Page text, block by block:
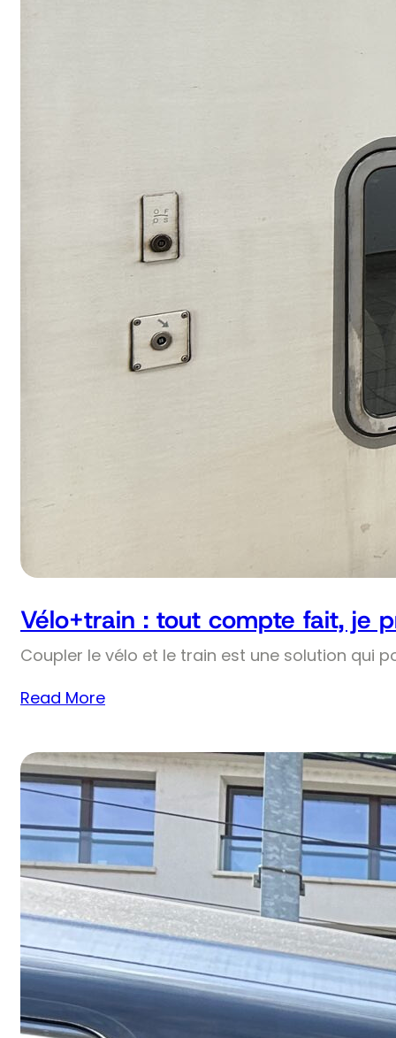
Vélo+train : tout compte fait, je
Coupler le vélo et le train est une solution qui
Read More